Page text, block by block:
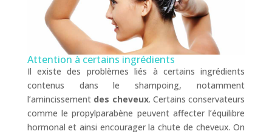
Attention à certains ingrédients
Il existe des problèmes liés à certains ingrédients
contenus dans le shampoing, notamment
l’amincissement des cheveux. Certains conservateurs
comme le propylparabène peuvent affecter l’équilibre
hormonal et ainsi encourager la chute de cheveux. On